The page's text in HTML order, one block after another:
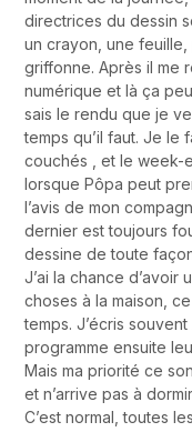
directrices du dessin
un crayon, une
griffonne. Après il me
numérique et là ça
sais le rendu que je
temps qu’il faut. Je le
couchés , et le week-
lorsque Pôpa peut
l’avis de mon
dernier est toujours
dessine de toute
J’ai la chance
choses à la maison,
temps. J’écris
programme ensuite
Mais ma priorité ce
et n’arrive pas à
C’est normal, toutes